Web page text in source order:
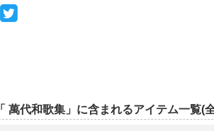
「 萬代和歌集」に含まれるアイテム一覧(